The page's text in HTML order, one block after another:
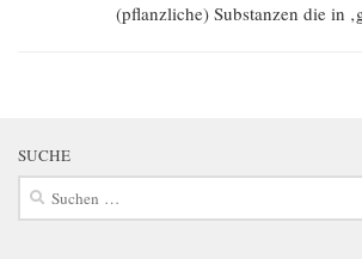
(pflanzliche) Substanzen die in
SUCHE
Suchen
nach: